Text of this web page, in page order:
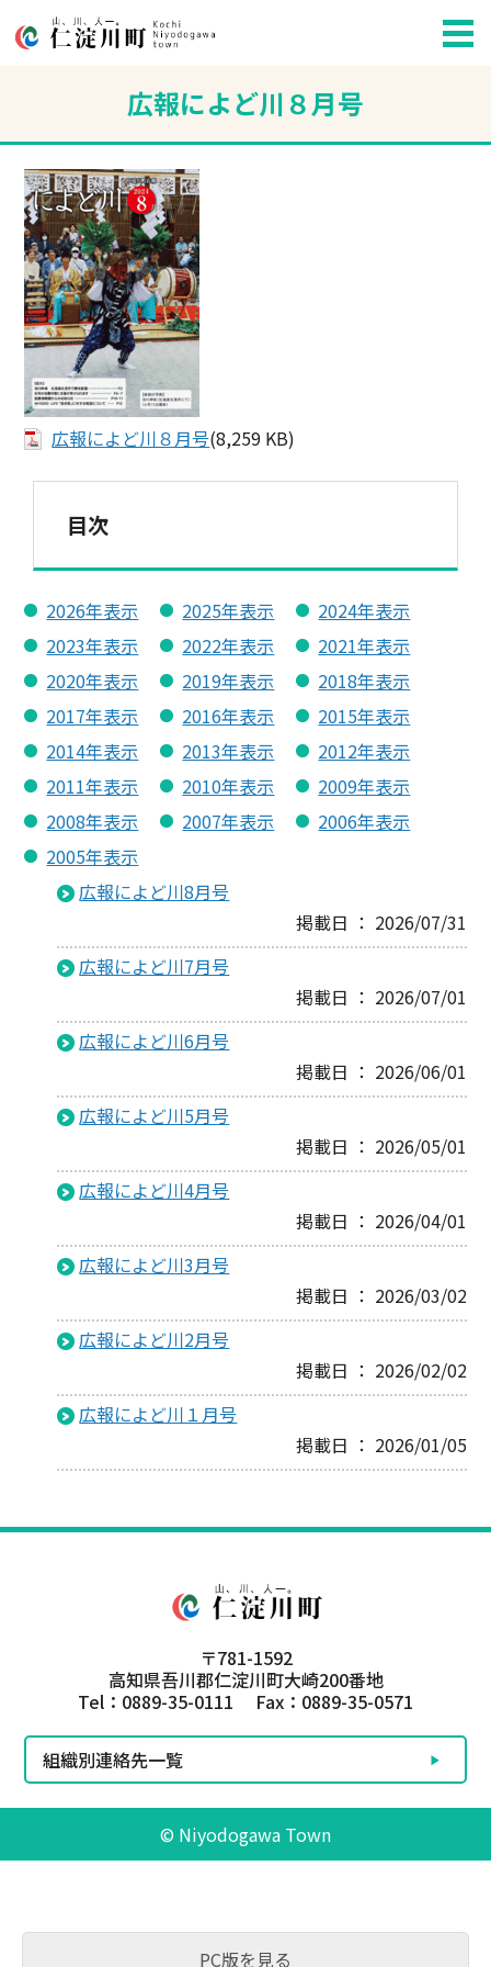
広報によど川８月号
広報によど川８月号(8,259 KB)
目次
2026年表示 2025年表示
2024年表示
2023年表示
2022年表示
2021年表示
2020年表示
2019年表示
2018年表示
2017年表示
2016年表示
2015年表示
2014年表示
2013年表示
2012年表示
2011年表示
2010年表示
2009年表示
2008年表示
2007年表示
2006年表示
2005年表示
広報によど川8月号
掲載日 ： 2026/07/31
広報によど川7月号
掲載日 ： 2026/07/01
広報によど川6月号
掲載日 ： 2026/06/01
広報によど川5月号
掲載日 ： 2026/05/01
広報によど川4月号
掲載日 ： 2026/04/01
広報によど川3月号
掲載日 ： 2026/03/02
広報によど川2月号
掲載日 ： 2026/02/02
広報によど川１月号
掲載日 ： 2026/01/05
〒781-1592
高知県吾川郡仁淀川町大崎200番地
Tel：0889-35-0111 Fax：0889-35-0571
組織別連絡先一覧
© Niyodogawa Town
PC版を見る